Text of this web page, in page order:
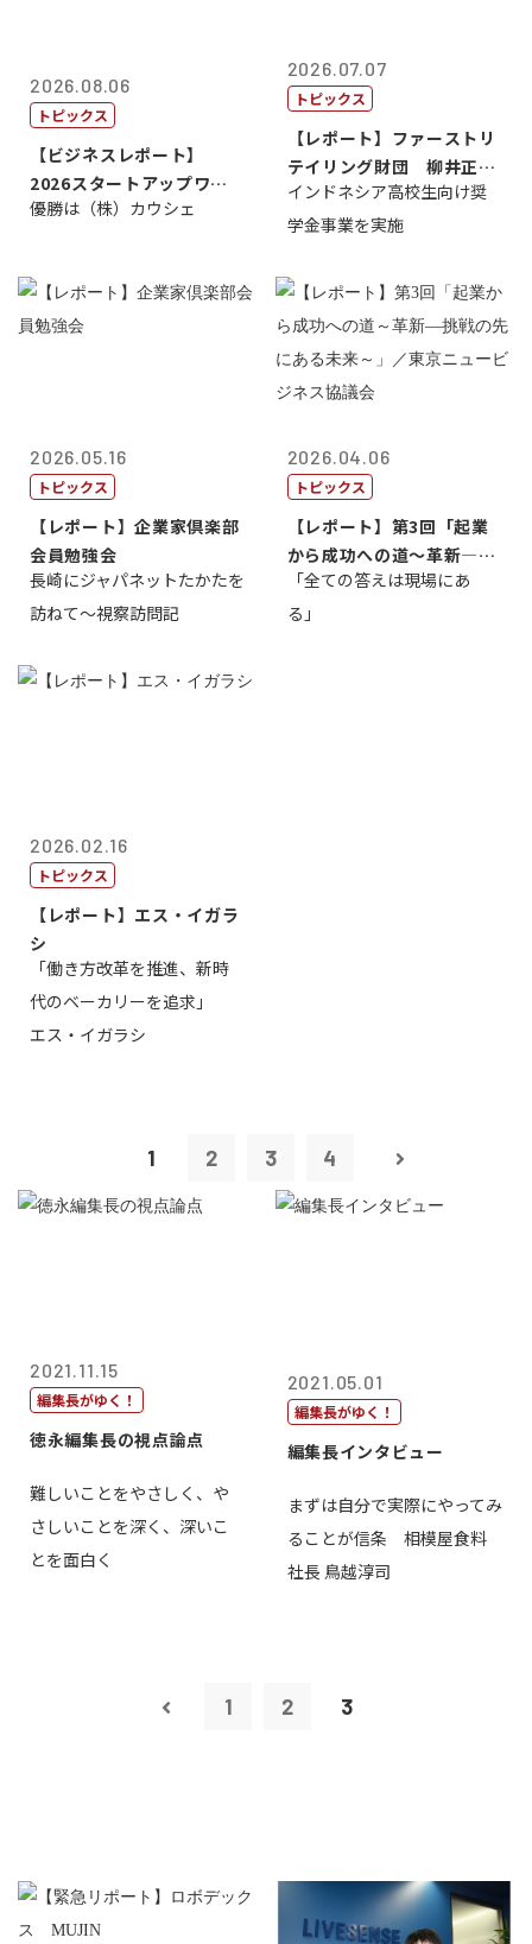
2026.08.06
トピックス
【ビジネスレポート】
2026スタートアップワー
ルドカップ東京
優勝は（株）カウシェ
2026.07.07
トピックス
【レポート】ファーストリ
テイリング財団 柳井正
理事長
インドネシア高校生向け奨
学金事業を実施
2026.05.16
トピックス
【レポート】企業家倶楽部
会員勉強会
長崎にジャパネットたかたを
訪ねて～視察訪問記
2026.04.06
トピックス
【レポート】第3回「起業
から成功への道～革新―挑
戦の先にある...
「全ての答えは現場にあ
る」
2026.02.16
トピックス
【レポート】エス・イガラ
シ
「働き方改革を推進、新時
代のベーカリーを追求」
エス・イガラシ
1 2 3 4
2021.11.15
編集長がゆく！
徳永編集長の視点論点
難しいことをやさしく、や
さしいことを深く、深いこ
とを面白く
2021.05.01
編集長がゆく！
編集長インタビュー
まずは自分で実際にやってみ
ることが信条 相模屋食料
社長 鳥越淳司
1 2 3